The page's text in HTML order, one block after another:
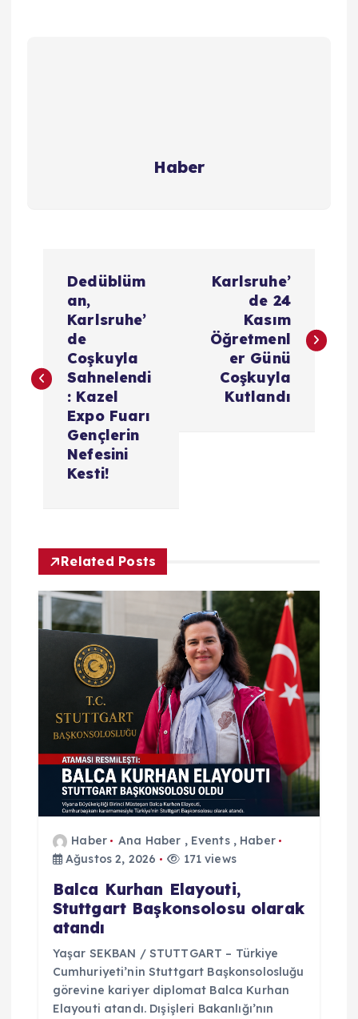
Haber
ı
n
m
Dedüblüm
an,
Karlsruhe’
de
Coşkuyla
Sahnelendi
: Kazel
Expo Fuarı
Gençlerin
Nefesini
Kesti!
Karlsruhe’
de 24
Kasım
Öğretmenl
er Günü
Coşkuyla
Kutlandı
Related Posts
Haber Ana Haber , Events, Haber
Ağustos 2, 2026
171 views
Balca Kurhan Elayouti,
Stuttgart Başkonsolosu olarak
atandı
Yaşar SEKBAN / STUTTGART – Türkiye
Cumhuriyeti’nin Stuttgart Başkonsolosluğu
görevine kariyer diplomat Balca Kurhan
Elayouti atandı. Dışişleri Bakanlığı’nın